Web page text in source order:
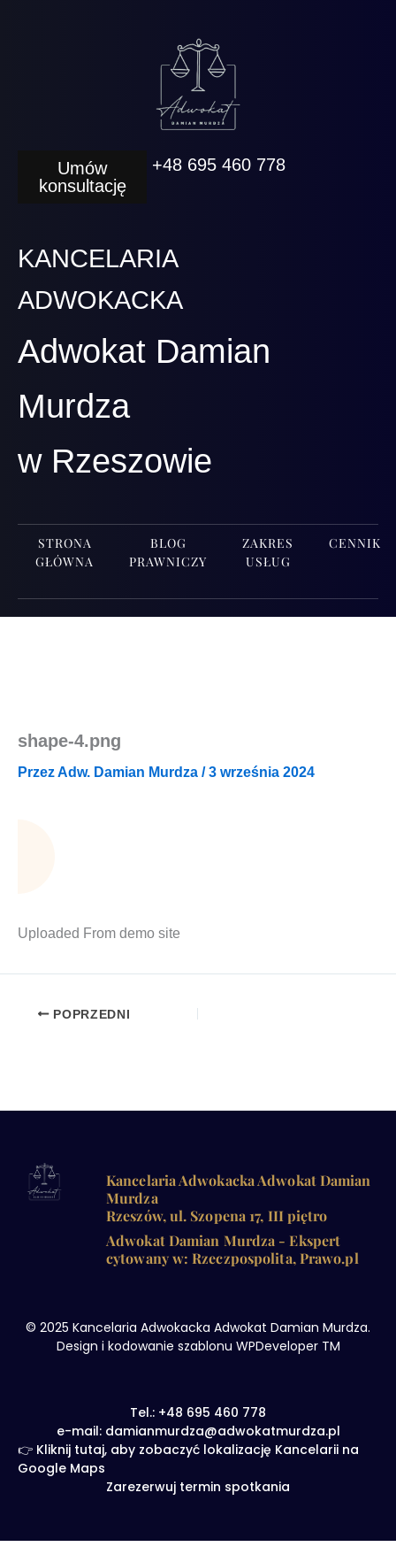
Umów
konsultację
+48 695 460 778
KANCELARIA
ADWOKACKA
Adwokat Damian
Murdza
w Rzeszowie
STRONA
GŁÓWNA
BLOG
PRAWNICZY
ZAKRES
USŁUG
CENNIK
shape‑4.png
PrzezAdw. Damian Murdza /3 września 2024
Uplo­aded From demo site
POPRZEDNI
Kancelaria Adwokacka Adwokat Damian
Murdza
Rzeszów, ul. Szopena 17, III piętro
Adwokat Damian Murdza - Ekspert
cytowany w: Rzeczpospolita, Prawo.pl
© 2025 Kancelaria Adwokacka Adwokat Damian Murdza.
Design i kodowanie szablonu WPDeveloper TM
Tel.: +48 695 460 778
e-mail: damianmurdza@adwokatmurdza.pl
👉 Kliknij tutaj, aby zobaczyć lokalizację Kancelarii na
Google Maps
Zarezerwuj termin spotkania